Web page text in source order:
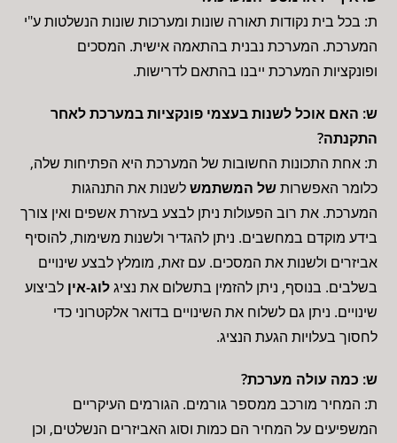
ת: בכל בית נקודות תאורה שונות ומערכות שונות הנשלטות ע"י
המערכת. המערכת נבנית בהתאמה אישית. המסכים
ופונקציות המערכת ייבנו בהתאם לדרישות.
ש: האם אוכל לשנות בעצמי פונקציות במערכת לאחר
התקנתה?
ת: אחת התכונות החשובות של המערכת היא הפתיחות שלה,
כלומר האפשרותשל המשתמשלשנות את התנהגות
המערכת. את רוב הפעולות ניתן לבצע בעזרת אשפים ואין צורך
בידע מוקדם במחשבים. ניתן להגדיר ולשנות משימות, להוסיף
אביזרים ולשנות את המסכים. עם זאת, מומלץ לבצע שינויים
בשלבים. בנוסף, ניתן להזמין בתשלום את נציגלוג-אין לביצוע
שינויים. ניתן גם לשלוח את השינויים בדואר אלקטרוני כדי
לחסוך בעלויות הגעת הנציג.
ש: כמה עולה מערכת?
ת: המחיר מורכב ממספר גורמים. הגורמים העיקריים
המשפיעים על המחיר הם כמות וסוג האביזרים הנשלטים, וכן